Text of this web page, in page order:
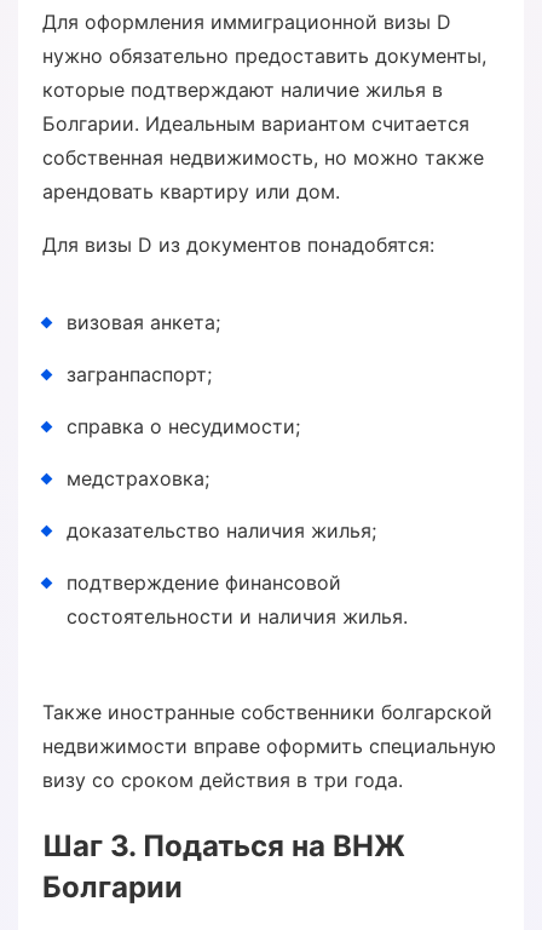
Для оформления иммиграционной визы D
нужно обязательно предоставить документы,
которые подтверждают наличие жилья в
Болгарии. Идеальным вариантом считается
собственная недвижимость, но можно также
арендовать квартиру или дом.
Для визы D из документов понадобятся:
визовая анкета;
загранпаспорт;
справка о несудимости;
медстраховка;
доказательство наличия жилья;
подтверждение финансовой
состоятельности и наличия жилья.
Также иностранные собственники болгарской
недвижимости вправе оформить специальную
визу со сроком действия в три года.
Шаг 3. Податься на ВНЖ
Болгарии